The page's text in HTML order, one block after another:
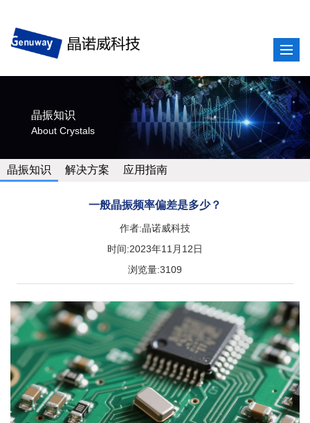
晶振知识
About Crystals
晶振知识 解决方案 应用指南
一般晶振频率偏差是多少？
作者:晶诺威科技
时间:2023年11月12日
浏览量:3109